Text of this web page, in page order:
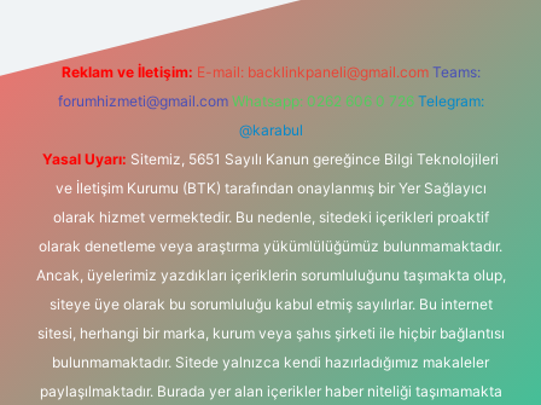
Reklam ve İletişim: E-mail: backlinkpaneli@gmail.com Teams:
forumhizmeti@gmail.com Whatsapp: 0262 606 0 726 Telegram:
@karabul
Yasal Uyarı: Sitemiz, 5651 Sayılı Kanun gereğince Bilgi Teknolojileri
ve İletişim Kurumu (BTK) tarafından onaylanmış bir Yer Sağlayıcı
olarak hizmet vermektedir. Bu nedenle, sitedeki içerikleri proaktif
olarak denetleme veya araştırma yükümlülüğümüz bulunmamaktadır.
Ancak, üyelerimiz yazdıkları içeriklerin sorumluluğunu taşımakta olup,
siteye üye olarak bu sorumluluğu kabul etmiş sayılırlar. Bu internet
sitesi, herhangi bir marka, kurum veya şahıs şirketi ile hiçbir bağlantısı
bulunmamaktadır. Sitede yalnızca kendi hazırladığımız makaleler
paylaşılmaktadır. Burada yer alan içerikler haber niteliği taşımamakta